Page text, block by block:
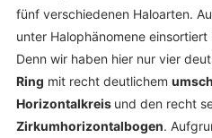
fünf verschiedenen Haloarten.
unter Halophänomene
Denn wir haben hier nur vier
Ring mit recht deutlichem
Horizontalkreis und den recht
Zirkumhorizontalbogen.